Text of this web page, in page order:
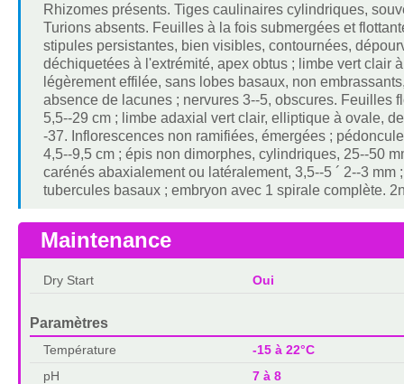
Rhizomes présents. Tiges caulinaires cylindriques,
Turions absents. Feuilles à la fois submergées et
stipules persistantes, bien visibles, contournées,
déchiquetées à l'extrémité, apex obtus ; limbe vert clair
légèrement effilée, sans lobes basaux, non
absence de lacunes ; nervures 3--5, obscures. Feuilles
5,5--29 cm ; limbe adaxial vert clair, elliptique à ovale,
-37. Inflorescences non ramifiées, émergées ;
4,5--9,5 cm ; épis non dimorphes, cylindriques, 25--50
carénés abaxialement ou latéralement, 3,5--5 ´ 2--3
tubercules basaux ; embryon avec 1 spirale complète.
Maintenance
Dry Start Oui
Paramètres
Température
-15 à 22°C
pH
7 à 8